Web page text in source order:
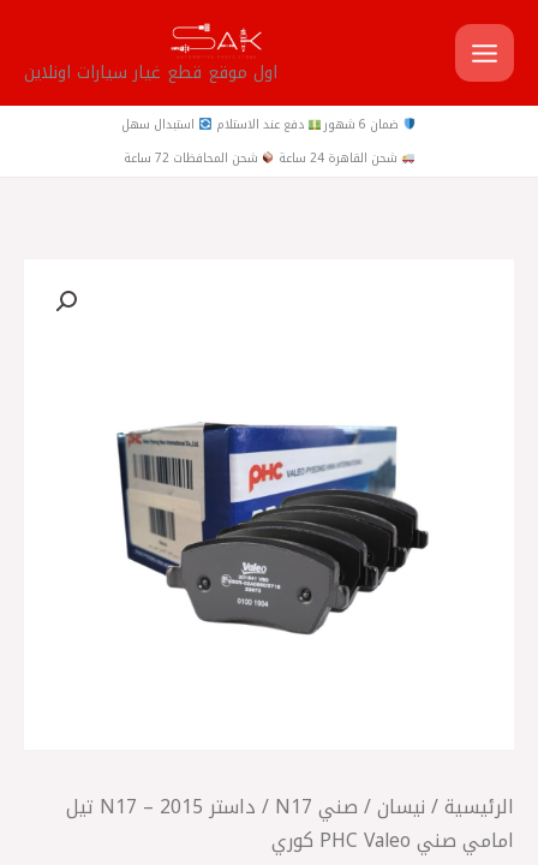
تخطي
إلى
المحتوى
اول موقع قطع غيار سيارات اونلاين
ضمان 6 شهور دفع عند الاستلام
استبدال سهل
شحن القاهرة 24 ساعة
شحن المحافظات 72 ساعة
الرئيسية/ نيسان/ صني N17
/ داستر 2015 – N17 تيل
امامي صني PHC Valeo كوري